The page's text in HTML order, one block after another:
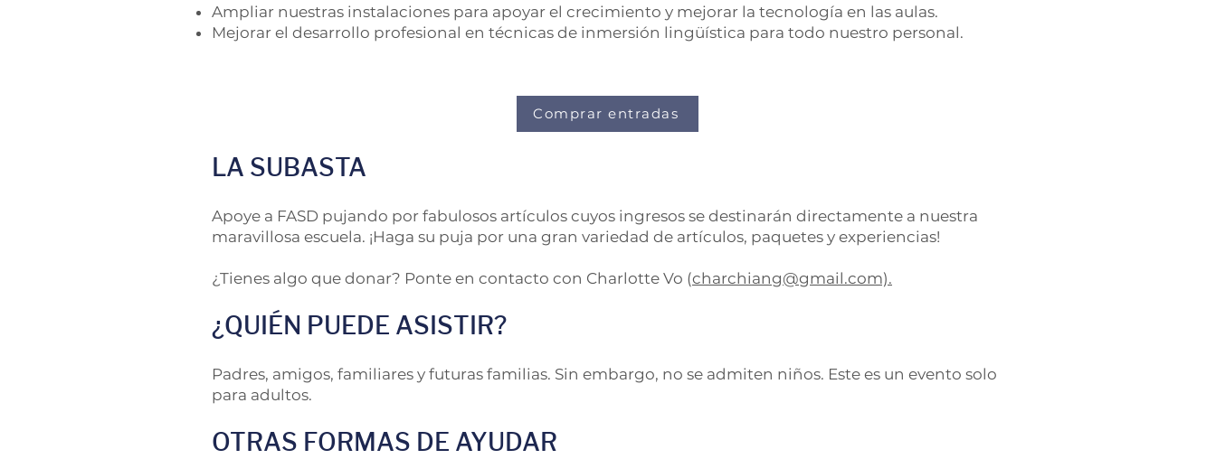
Ampliar nuestras instalaciones para apoyar el crecimiento y mejorar la tecnología en las aulas.
Mejorar el desarrollo profesional en técnicas de inmersión lingüística para todo nuestro personal.
LA SUBASTA
Apoye a FASD pujando por fabulosos artículos cuyos ingresos se destinarán directamente a nuestra
maravillosa escuela. ¡Haga su puja por una gran variedad de artículos, paquetes y experiencias!
¿Tienes algo que donar? Ponte en contacto con Charlotte Vo (charchiang@gmail.com).
¿QUIÉN PUEDE ASISTIR?
Padres, amigos, familiares y futuras familias. Sin embargo, no se admiten niños. Este es un evento solo
para adultos.
OTRAS FORMAS DE AYUDAR
Comprar entradas